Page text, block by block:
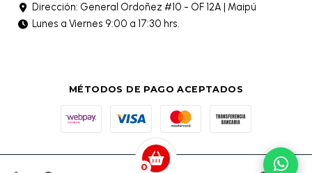
0
Dirección: General Ordoñez #10 - OF 12A | Maipú
Lunes a Viernes 9:00 a 17:30 hrs.
MÉTODOS DE PAGO ACEPTADOS